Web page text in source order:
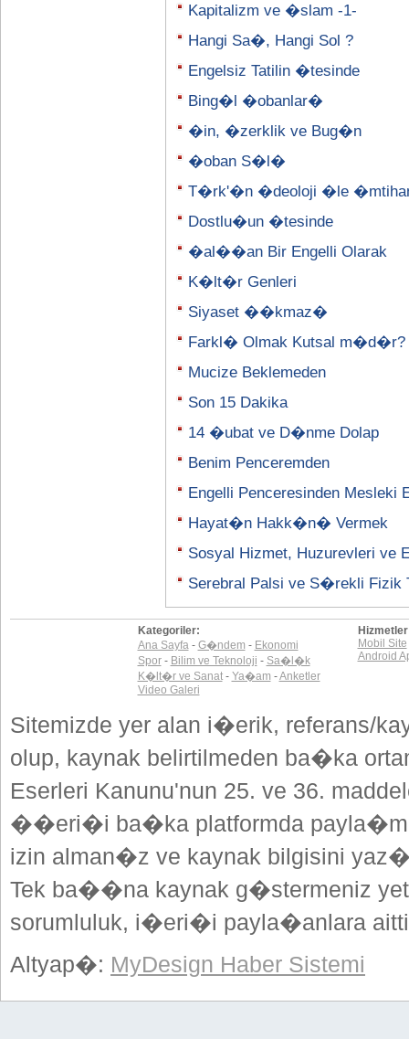
Kapitalizm ve �slam -1-
Hangi Sa�, Hangi Sol ?
Engelsiz Tatilin �tesinde
Bing�l �obanlar�
�in, �zerklik ve Bug�n
�oban S�l�
T�rk'�n �deoloji �le
Dostlu�un �tesinde
�al��an Bir Engelli Olarak
K�lt�r Genleri
Siyaset ��kmaz�
Farkl� Olmak Kutsal m�d�r?
Mucize Beklemeden
Son 15 Dakika
14 �ubat ve D�nme Dolap
Benim Penceremden
Engelli Penceresinden
Hayat�n Hakk�n� Vermek
Sosyal Hizmet, Huzurevleri ve
Serebral Palsi ve S�rekli Fizik
Kategoriler:
Ana Sayfa- G�ndem - Ekonomi
Spor- Bilim ve Teknoloji - Sa�l�k
K�lt�r ve Sanat- Ya�am -Anketler
Video Galeri
Mobil Site
Android
Sitemizde yer alan i�erik, referans/
olup, kaynak belirtilmeden ba�ka
Eserleri Kanunu'nun 25. ve 36.
��eri�i ba�ka platformda
izin alman�z ve kaynak bilgisini
Tek ba��na kaynak g�stermeniz
sorumluluk, i�eri�i payla�anlara
Altyap�: MyDesign Haber Sistemi